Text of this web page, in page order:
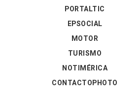
PORTALTIC
EPSOCIAL
MOTOR
TURISMO
NOTIMÉRICA
CONTACTOPHOTO